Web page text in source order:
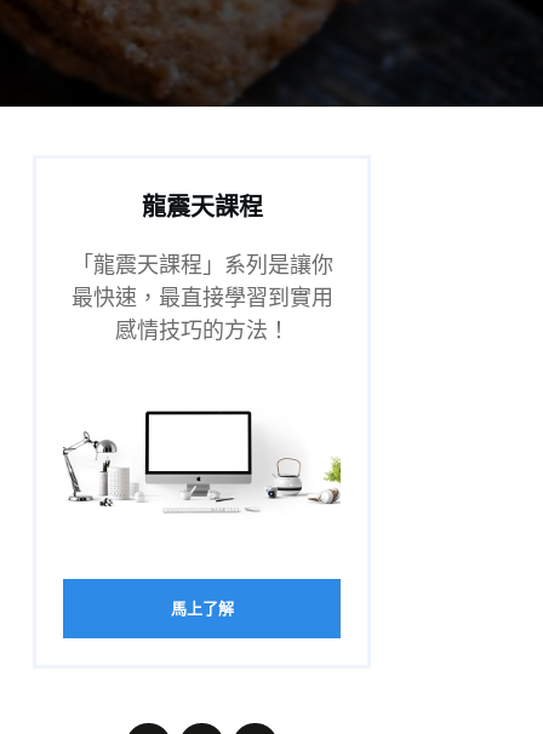
龍震天課程
「龍震天課程」系列是讓你
最快速，最直接學習到實用
感情技巧的方法！
馬上了解